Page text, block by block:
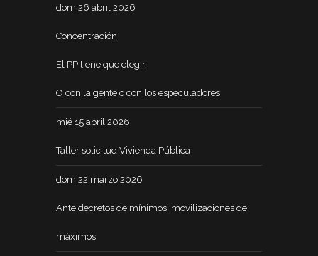
dom 26 abril 2026
Concentración
El PP tiene que elegir
O con la gente o con los especuladores
mié 15 abril 2026
Taller solicitud Vivienda Pública
dom 22 marzo 2026
Ante decretos de mínimos, movilizaciones de
máximos